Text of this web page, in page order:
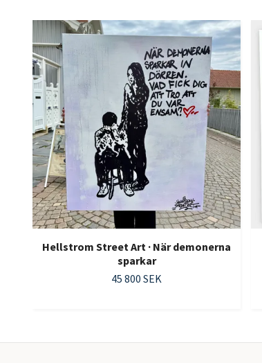
Hellstrom Street Art · När demonerna
sparkar
45 800 SEK